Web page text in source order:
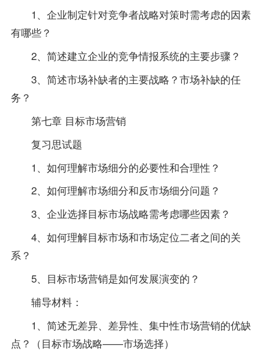
1、企业制定针对竞争者战略对策时需考虑的因素
有哪些？
2、简述建立企业的竞争情报系统的主要步骤？
3、简述市场补缺者的主要战略？市场补缺的任
务？
第七章 目标市场营销
复习思试题
1、如何理解市场细分的必要性和合理性？
2、如何理解市场细分和反市场细分问题？
3、企业选择目标市场战略需考虑哪些因素？
4、如何理解目标市场和市场定位二者之间的关
系？
5、目标市场营销是如何发展演变的？
辅导材料：
1、简述无差异、差异性、集中性市场营销的优缺
点？（目标市场战略——市场选择）